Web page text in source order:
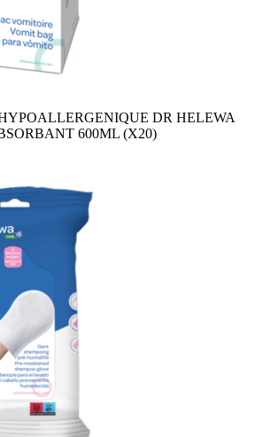
DR HELEWA
600ML (X20)